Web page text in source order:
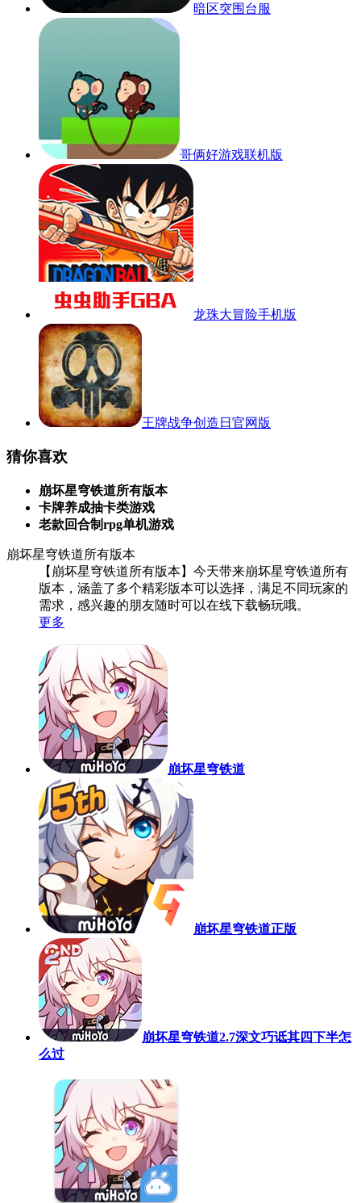
暗区突围台服
哥俩好游戏联机版
龙珠大冒险手机版
王牌战争创造日官网版
猜你喜欢
崩坏星穹铁道所有版本
卡牌养成抽卡类游戏
老款回合制rpg单机游戏
崩坏星穹铁道所有版本
【崩坏星穹铁道所有版本】今天带来崩坏星穹铁道所有
版本，涵盖了多个精彩版本可以选择，满足不同玩家的
需求，感兴趣的朋友随时可以在线下载畅玩哦。
更多
崩坏星穹铁道
崩坏星穹铁道正版
崩坏星穹铁道2.7深文巧诋其四下半怎
么过